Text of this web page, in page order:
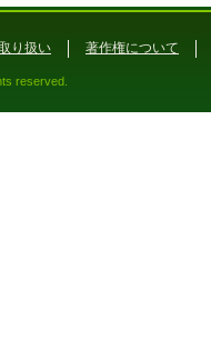
り扱い 著作権について
reserved.